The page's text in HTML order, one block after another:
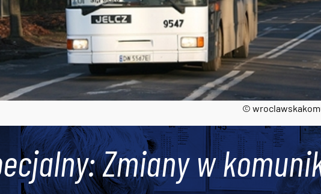
©
Zmiany w